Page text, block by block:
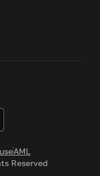
AML
Reserved